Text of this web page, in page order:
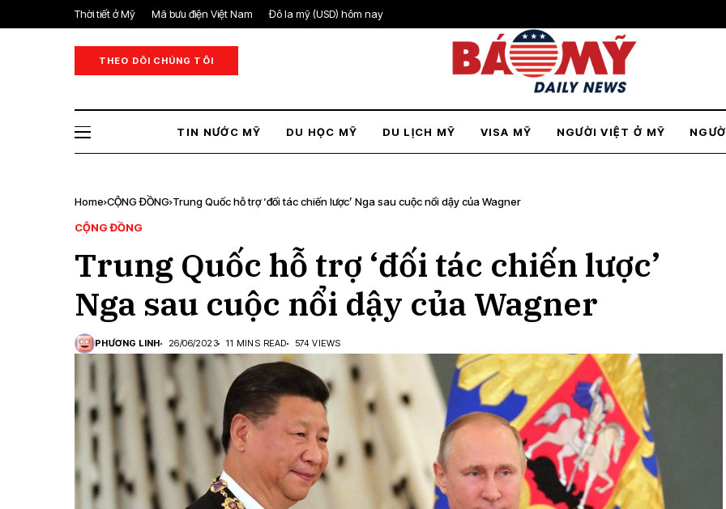
Thời tiết ở Mỹ Mã bưu điện Việt Nam Đô la mỹ (USD) hôm nay
THEO DÕI CHÚNG TÔI
TIN NƯỚC MỸ DU HỌC MỸ DU LỊCH MỸ VISA MỸ NGƯỜI VIỆT Ở MỸ
Home CỘNG ĐỒNG Trung Quốc hỗ trợ ‘đối tác chiến lược’ Nga sau cuộc nổi dậy của Wagner
CỘNG ĐỒNG
Trung Quốc hỗ trợ ‘đối tác chiến lược’
Nga sau cuộc nổi dậy của Wagner
PHƯƠNG LINH 26/06/2023 11 MINS READ 574 VIEWS